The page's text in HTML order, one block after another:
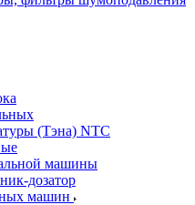
(Тэна) NTC
машины
дозатор
машин